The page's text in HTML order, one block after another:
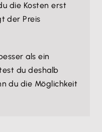
die Kosten erst
der Preis
als ein
du deshalb
du die Möglichkeit